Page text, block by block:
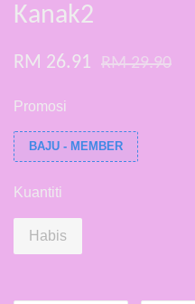
Kanak2
RM 26.91 RM 29.90
Promosi
BAJU - MEMBER
Kuantiti
Habis